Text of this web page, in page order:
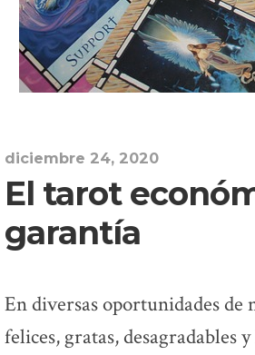
diciembre 24, 2020
El tarot
garantía
En diversas oportunidades de
felices, gratas, desagradables